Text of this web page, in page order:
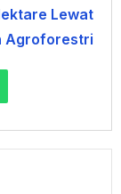
Lewat
Agroforestri